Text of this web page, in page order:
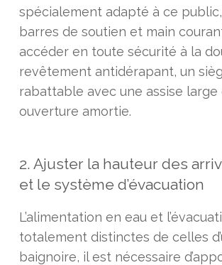
spécialement adapté à ce
barres de soutien et main
accéder en toute sécurité à la
revêtement antidérapant, un
rabattable avec une assise large
ouverture amortie.
2. Ajuster la hauteur des
et le système d’évacuation
L’alimentation en eau et
totalement distinctes de celles
baignoire, il est nécessaire